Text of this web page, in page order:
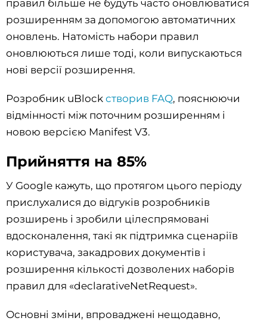
правил більше не будуть часто оновлюватися
розширенням за допомогою автоматичних
оновлень. Натомість набори правил
оновлюються лише тоді, коли випускаються
нові версії розширення.
Розробник uBlock створив FAQ, пояснюючи
відмінності між поточним розширенням і
новою версією Manifest V3.
Прийняття на 85%
У Google кажуть, що протягом цього періоду
прислухалися до відгуків розробників
розширень і зробили цілеспрямовані
вдосконалення, такі як підтримка сценаріїв
користувача, закадрових документів і
розширення кількості дозволених наборів
правил для «declarativeNetRequest».
Основні зміни, впроваджені нещодавно,